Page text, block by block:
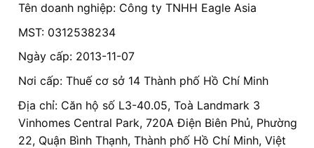
Tên doanh nghiệp: Công ty TNHH Eagle Asia
MST: 0312538234
Ngày cấp: 2013-11-07
Nơi cấp: Thuế cơ sở 14 Thành phố Hồ Chí Minh
Địa chỉ: Căn hộ số L3-40.05, Toà Landmark 3
Vinhomes Central Park, 720A Điện Biên Phủ, Phường
22, Quận Bình Thạnh, Thành phố Hồ Chí Minh, Việt